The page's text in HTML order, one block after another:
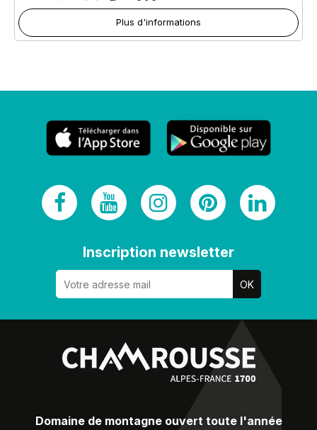
Plus d'informations
Inscription newsletter
Domaine de montagne ouvert toute l'année